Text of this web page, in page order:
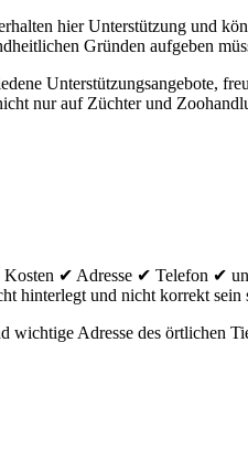
hier Unterstützung und
Gründen aufgeben
Unterstützungsangebote,
nur auf Züchter und
✔ Adresse ✔ Telefon ✔
hinterlegt und nicht korrekt sein
Adresse des örtlichen